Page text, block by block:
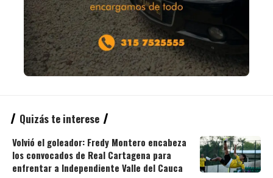
Quizás te interese
Volvió el goleador: Fredy Montero encabeza
los convocados de Real Cartagena para
enfrentar a Independiente Valle del Cauca